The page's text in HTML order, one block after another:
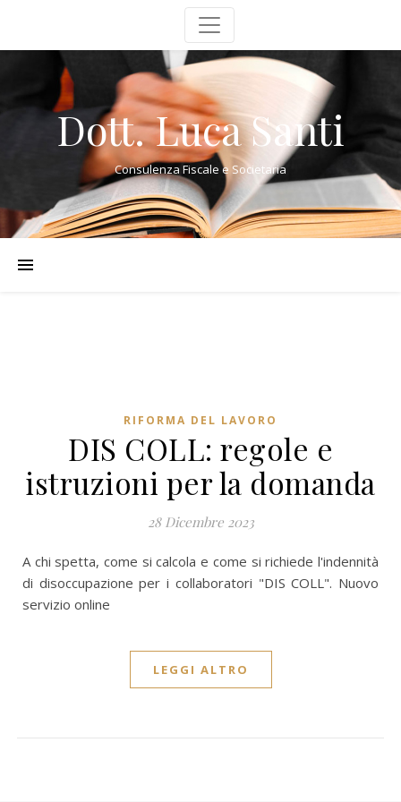
Dott. Luca Santi
Consulenza Fiscale e Societaria
RIFORMA DEL LAVORO
DIS COLL: regole e
istruzioni per la domanda
28 Dicembre 2023
A chi spetta, come si calcola e come si richiede l'indennità
di disoccupazione per i collaboratori "DIS COLL". Nuovo
servizio online
LEGGI ALTRO